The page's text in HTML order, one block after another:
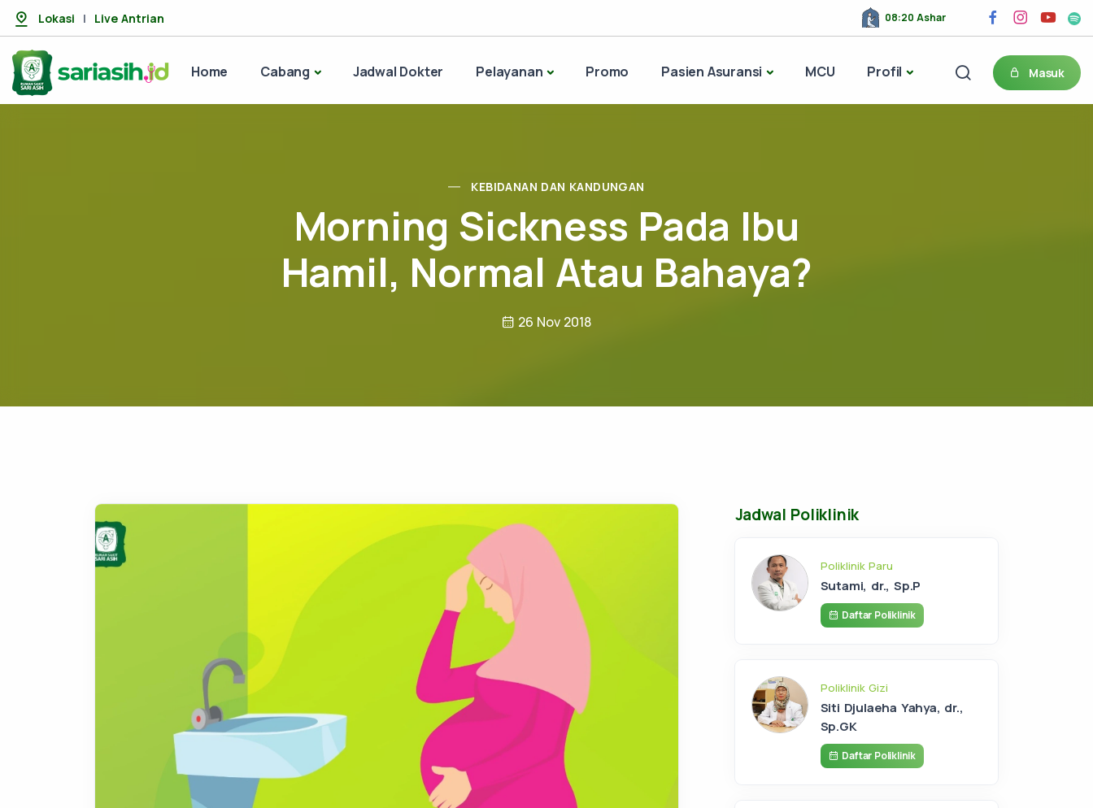
Lokasi | Live Antrian 10:55 Maghrib
Home Cabang Jadwal Dokter Pelayanan Promo Pasien Asuransi MCU Profil Masuk
KEBIDANAN DAN KANDUNGAN
Morning Sickness Pada Ibu
Hamil, Normal Atau Bahaya?
26 Nov 2018
Jadwal Poliklinik
Poliklinik Paru
Sutami, dr., Sp.P
Daftar Poliklinik
Poliklinik Gizi
Siti Djulaeha Yahya, dr.,
Sp.GK
Daftar Poliklinik